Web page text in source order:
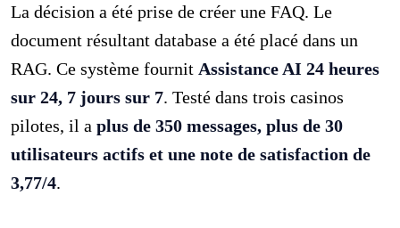
La décision a été prise de créer une FAQ. Le
document résultant database a été placé dans un
RAG. Ce système fournit Assistance AI 24 heures
sur 24, 7 jours sur 7. Testé dans trois casinos
pilotes, il aplus de 350 messages, plus de 30
utilisateurs actifs et une note de satisfaction de
3,77/4.